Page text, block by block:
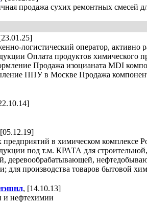
продажа сухих ремонтных смесей
логистический оператор,
Оплата продуктов химического
Продажа изоцианата MDI
ППУ в Москве Продажа
в химическом комплексе
под т.м. КРАТА для
деревообрабатывающей,
для производства товаров бытовой
, [14.10.13]
и нефтехимии